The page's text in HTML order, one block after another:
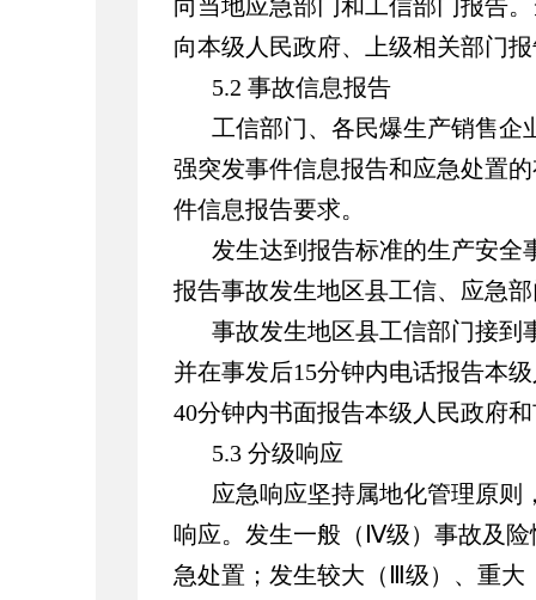
向当地应急部门和工信部门报告
向本级人民政府、上级相关部门
5.2 事故信息报告
工信部门、各民爆生产销售企
强突发事件信息报告和应急处置
件信息报告要求。
发生达到报告标准的生产安全
报告事故发生地区县工信、应急
事故发生地区县工信部门接到
并在事发后15分钟内电话报告本
40分钟内书面报告本级人民政府
5.3 分级响应
应急响应坚持属地化管理原则
响应。发生一般（Ⅳ级）事故及
急处置；发生较大（Ⅲ级）、重大